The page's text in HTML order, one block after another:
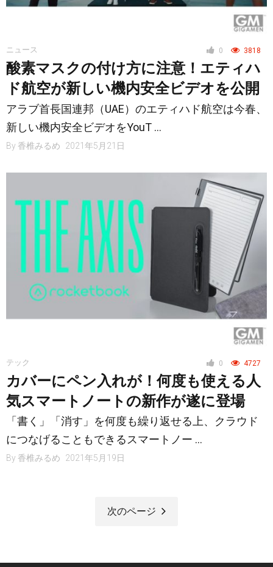
0 3818
ニュース
酸素マスクの付け方に注意！エティハ
ド航空が新しい機内安全ビデオを公開
アラブ首長国連邦（UAE）のエティハド航空は今春、
新しい機内安全ビデオをYouT …
By 香椎みるめ 2021年5月21日
0 4727
テック
カバーにペン入れが！何度も使える人
気スマートノートの新作が遂に登場
「書く」「消す」を何度も繰り返せる上、クラウド
につなげることもできるスマートノー …
By 香椎みるめ 2021年5月19日
次のページ